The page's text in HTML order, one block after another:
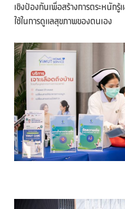
เชิงป้องกันเพื่อสร้างการตระหนัก
ใช้ในการดูแลสุขภาพของตนเอง